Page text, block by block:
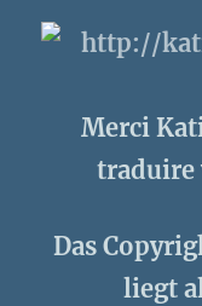
Merci
traduire
Das
liegt